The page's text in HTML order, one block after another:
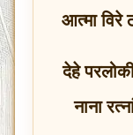
आत्मा विरे
देहे
नाना